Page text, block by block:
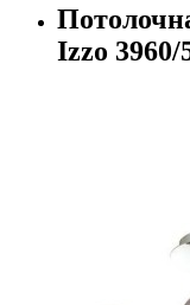
Izzo 3960/